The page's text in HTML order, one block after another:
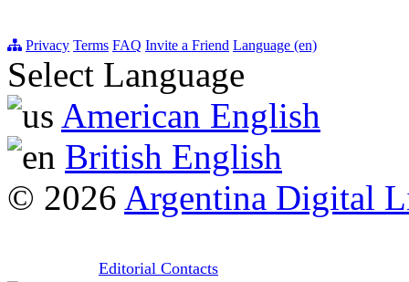
Privacy Terms FAQ Invite a Friend Language (en)
Select Language
American English
British English
© 2026 Argentina Digital
Editorial Contacts